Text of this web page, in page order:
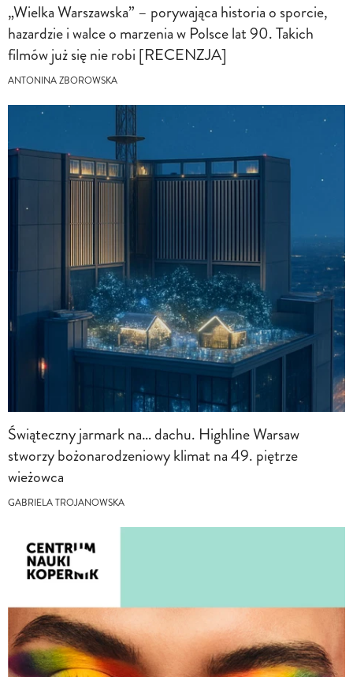
„Wielka Warszawska” – porywająca historia o sporcie,
hazardzie i walce o marzenia w Polsce lat 90. Takich
filmów już się nie robi [RECENZJA]
ANTONINA ZBOROWSKA
Świąteczny jarmark na… dachu. Highline Warsaw
stworzy bożonarodzeniowy klimat na 49. piętrze
wieżowca
GABRIELA TROJANOWSKA